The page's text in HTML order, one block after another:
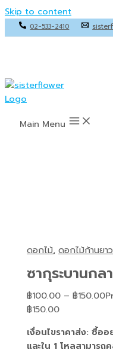
Skip to content
02-533-2410
Main Menu
ดอกไม้,ดอกไม้ก้านยาว
ซากุระบานกล
฿100.00 – ฿150.00
฿150.00
เงื่อนไขราคาส่ง: ซื้อ
และใน 1 โหลสามาร